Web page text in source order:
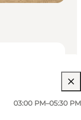
03:00 PM–05:30 PM